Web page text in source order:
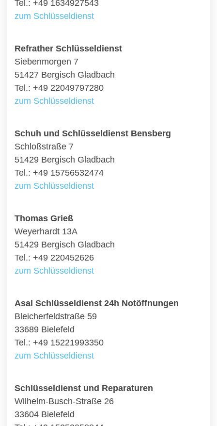
Tel.: +49 1634927543
zum Schlüsseldienst
Refrather Schlüsseldienst
Siebenmorgen 7
51427 Bergisch Gladbach
Tel.: +49 22049797280
zum Schlüsseldienst
Schuh und Schlüsseldienst Bensberg
Schloßstraße 7
51429 Bergisch Gladbach
Tel.: +49 15756532474
zum Schlüsseldienst
Thomas Grieß
Weyerhardt 13A
51429 Bergisch Gladbach
Tel.: +49 220452626
zum Schlüsseldienst
Asal Schlüsseldienst 24h Notöffnungen
Bleicherfeldstraße 59
33689 Bielefeld
Tel.: +49 15221993350
zum Schlüsseldienst
Schlüsseldienst und Reparaturen
Wilhelm-Busch-Straße 26
33604 Bielefeld